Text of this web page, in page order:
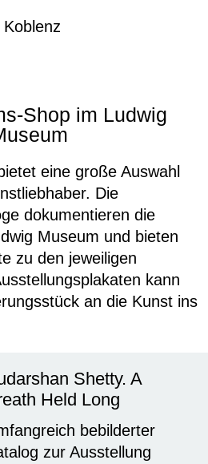
Shop im Ludwig
eine große Auswahl
Die
dokumentieren die
Museum und bieten
zu den jeweiligen
kann
an die Kunst ins
Shetty. A
Held Long
bebilderter
zur Ausstellung